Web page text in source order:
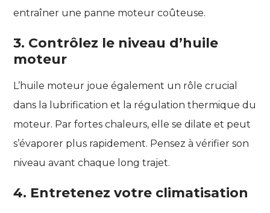
entraîner une panne moteur coûteuse.
3. Contrôlez le niveau d’huile
moteur
L’huile moteur joue également un rôle crucial
dans la lubrification et la régulation thermique du
moteur. Par fortes chaleurs, elle se dilate et peut
s’évaporer plus rapidement. Pensez à vérifier son
niveau avant chaque long trajet.
4. Entretenez votre climatisation